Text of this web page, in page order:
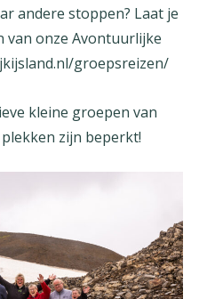
andere stoppen? Laat je
van onze Avontuurlijke
groepsreizen/
kleine groepen van
zijn beperkt!